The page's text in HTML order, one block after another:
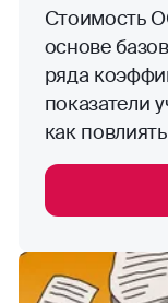
Стоимость
основе
ряда
показатели
как